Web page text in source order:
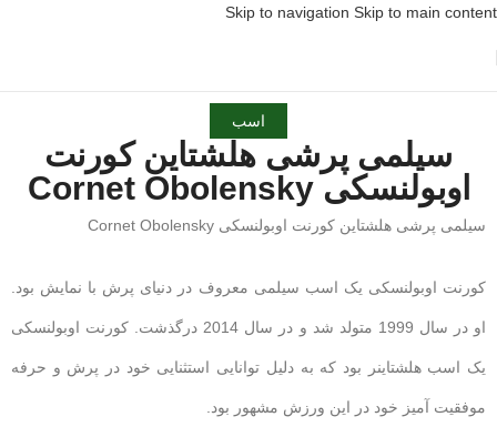
Skip to navigation Skip to main content
اسب
سیلمی پرشی هلشتاین کورنت
اوبولنسکی Cornet Obolensky
سیلمی پرشی هلشتاین کورنت اوبولنسکی Cornet Obolensky
کورنت اوبولنسکی یک اسب سیلمی معروف در دنیای پرش با نمایش بود.
او در سال 1999 متولد شد و در سال 2014 درگذشت. کورنت اوبولنسکی
یک اسب هلشتاینر بود که به دلیل توانایی استثنایی خود در پرش و حرفه
موفقیت آمیز خود در این ورزش مشهور بود.